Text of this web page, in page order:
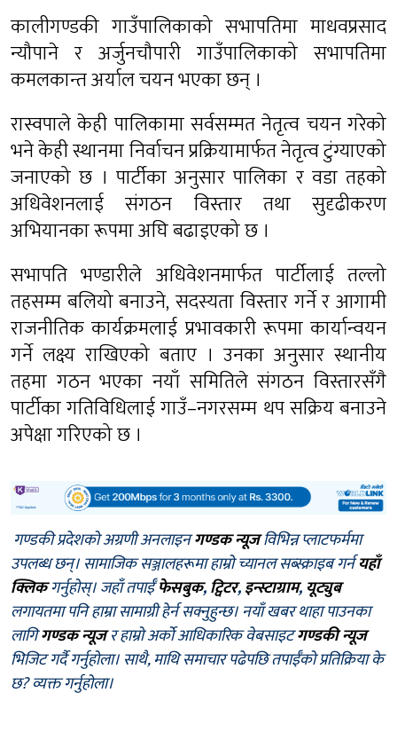
कालीगण्डकी गाउँपालिकाको सभापतिमा माधवप्रसाद
न्यौपाने र अर्जुनचौपारी गाउँपालिकाको सभापतिमा
कमलकान्त अर्याल चयन भएका छन् ।
रास्वपाले केही पालिकामा सर्वसम्मत नेतृत्व चयन गरेको
भने केही स्थानमा निर्वाचन प्रक्रियामार्फत नेतृत्व टुंग्याएको
जनाएको छ । पार्टीका अनुसार पालिका र वडा तहको
अधिवेशनलाई संगठन विस्तार तथा सुदृढीकरण
अभियानका रूपमा अघि बढाइएको छ ।
सभापति भण्डारीले अधिवेशनमार्फत पार्टीलाई तल्लो
तहसम्म बलियो बनाउने, सदस्यता विस्तार गर्ने र आगामी
राजनीतिक कार्यक्रमलाई प्रभावकारी रूपमा कार्यान्वयन
गर्ने लक्ष्य राखिएको बताए । उनका अनुसार स्थानीय
तहमा गठन भएका नयाँ समितिले संगठन विस्तारसँगै
पार्टीका गतिविधिलाई गाउँ–नगरसम्म थप सक्रिय बनाउने
अपेक्षा गरिएको छ ।
गण्डकी प्रदेशको अग्रणी अनलाइनगण्डक न्यूजविभिन्न प्लाटफर्ममा
उपलब्ध छन्। सामाजिक सञ्जालहरूमा हाम्रो च्यानल सब्स्क्राइब गर्नयहाँ
क्लिकगर्नुहोस्। जहाँ तपाईँफेसबुक,ट्विटर,इन्स्टाग्राम, यूट्युब
लगायतमा पनि हाम्रा सामाग्री हेर्न सक्नुहुन्छ। नयाँ खबर थाहा पाउनका
लागिगण्डक न्यूजर हाम्रो अर्को आधिकारिक वेबसाइटगण्डकी न्यूज
भिजिट गर्दै गर्नुहोला। साथै, माथि समाचार पढेपछि तपाईँको प्रतिक्रिया के
छ? व्यक्त गर्नुहोला।